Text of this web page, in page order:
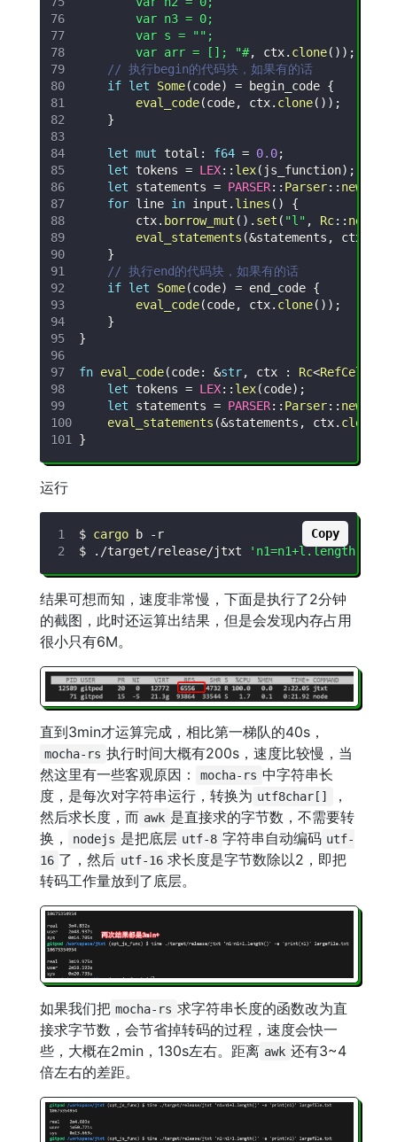
        var arr = []; "#
, ctx. clone( ) ) ;
// 执行begin的代码块，如果有的话
if let Some(code) = begin_code {
eval_code(code, ctx. clone( ) ) ;
}
let mut total : f64 = 0.0;
let tokens = LEX:: lex( js_function) ;
let statements = PARSER:: Parser:: new
for line in input . lines ( )
{
        ctx
. borrow_mut ( ) . set ( "l" , Rc:: new
eval_statements (&statements , ctx
}
// 执行end的代码块，如果有的话
if let Some(code) = end_code {
eval_code(code, ctx. clone( ) ) ;
}
}
fn eval_code(code: &str, ctx : Rc<RefCell
let tokens = LEX:: lex(code) ;
let statements = PARSER:: Parser:: new
eval_statements (&statements , ctx. clone
}
运行
$ cargo b
-r
$ ./target/release/jtxt
'n1=n1+l.length()'
Copy
结果可想而知，速度非常慢，下面是执行了2分钟
的截图，此时还运算出结果，但是会发现内存占用
很小只有6M。
直到3min才运算完成，相比第一梯队的40s，
mocha-rs 执行时间大概有200s，速度比较慢，当
然这里有一些客观原因：
mocha-rs 中字符串长
度，是每次对字符串运行，转换为 utf8char[]
，
然后求长度，而 awk 是直接求的字节数，不需要转
换，
nodejs 是把底层 utf-8 字符串自动编码 utf-
16 了，然后 utf-16 求长度是字节数除以2，即把
转码工作量放到了底层。
如果我们把 mocha-rs 求字符串长度的函数改为直
接求字节数，会节省掉转码的过程，速度会快一
些，大概在2min，130s左右。距离 awk 还有3~4
倍左右的差距。